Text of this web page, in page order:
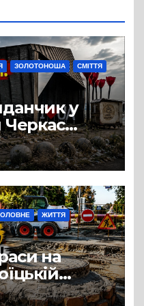
ЗОЛОТОНОША СМІТТЯ
у
Черкас
занедбане
ЖИТТЯ
на
із